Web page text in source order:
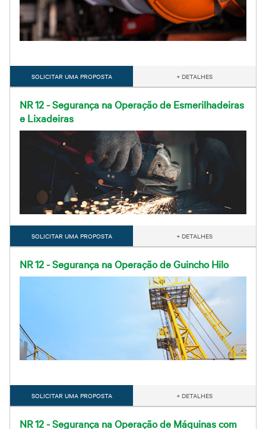
SOLICITAR UMA PROPOSTA + DETALHES
NR 12 - Segurança na Operação de Esmerilhadeiras
e Lixadeiras
SOLICITAR UMA PROPOSTA + DETALHES
NR 12 - Segurança na Operação de Guincho Hilo
SOLICITAR UMA PROPOSTA + DETALHES
NR 12 - Segurança na Operação de Máquinas com